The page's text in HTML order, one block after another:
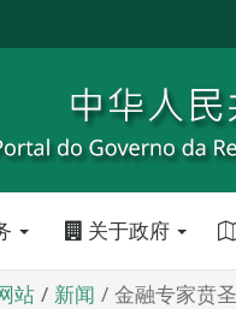
关于政府
站 新闻 金融专家贲